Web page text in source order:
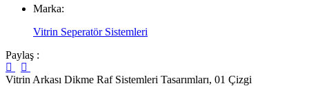
Marka:
Vitrin Seperatör Sistemleri
Paylaş :
Vitrin Arkası Dikme Raf Sistemleri Tasarımları, 01 Çizgi